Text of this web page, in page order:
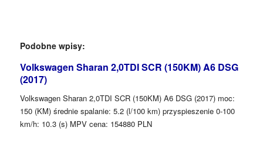
Podobne wpisy:
Volkswagen Sharan 2,0TDI SCR (150KM) A6 DSG
(2017)
Volkswagen Sharan 2,0TDI SCR (150KM) A6 DSG (2017) moc:
150 (KM) średnie spalanie: 5.2 (l/100 km) przyspieszenie 0-100
km/h: 10.3 (s) MPV cena: 154880 PLN